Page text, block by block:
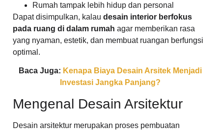
Rumah tampak lebih hidup dan personal
Dapat disimpulkan, kalau desain interior berfokus
pada ruang di dalam rumah agar memberikan rasa
yang nyaman, estetik, dan membuat ruangan berfungsi
optimal.
Baca Juga: Kenapa Biaya Desain Arsitek Menjadi
Investasi Jangka Panjang?
Mengenal Desain Arsitektur
Desain arsitektur merupakan proses pembuatan